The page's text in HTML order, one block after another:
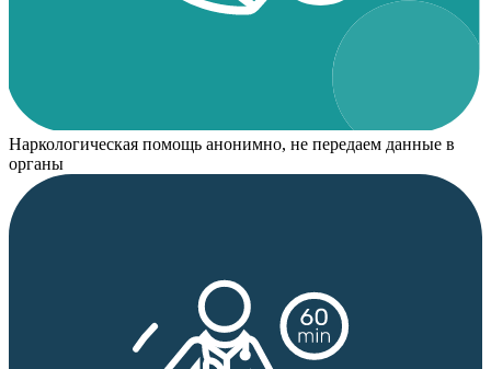
Наркологическая помощь анонимно, не передаем данные в
органы